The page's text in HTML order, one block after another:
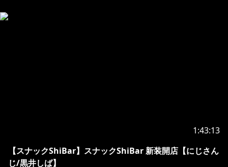
1:43:13
【スナックShiBar】スナックShiBar 新装開店【にじさん
じ/黒井しば】